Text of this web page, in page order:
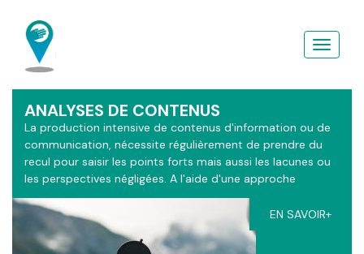
contenu
principal
ANALYSES DE CONTENUS
La production intensive de contenus d'information ou de
communication, nécessite régulièrement de prendre du
recul pour saisir les points forts mais aussi les lacunes ou
les perspectives négligées. A l'aide d'une approche
sémiotique enrichie d'apports théologique, les grilles
d'analyses du ContactGPS s'adaptent à vos contextes.
EN SAVOIR+